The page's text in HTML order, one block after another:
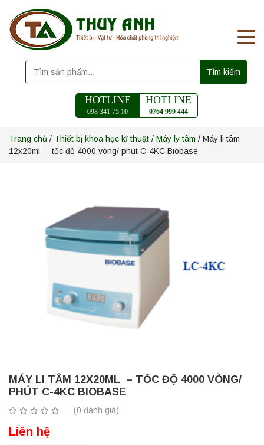
Tìm kiếm
HOTLINE
098 341 75 10
HOTLINE
0764 999 444
Trang chủ / Thiết bị khoa học kĩ thuật / Máy ly tâm / Máy li tâm
12x20ml – tốc độ 4000 vòng/ phút C-4KC Biobase
MÁY LI TÂM 12X20ML – TỐC ĐỘ 4000 VÒNG/
PHÚT C-4KC BIOBASE
(0 đánh giá)
Liên hệ